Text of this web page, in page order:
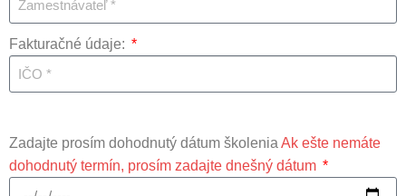
Fakturačné údaje:
Zadajte prosím dohodnutý dátum školenia Ak ešte nemáte
dohodnutý termín, prosím zadajte dnešný dátum